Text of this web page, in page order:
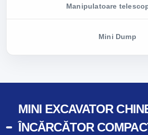
Manipulatoare
Mini Dump
MINI EXCAVATOR
ÎNCĂRCĂTOR